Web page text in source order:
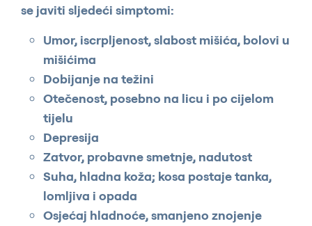
se javiti sljedeći simptomi:
Umor, iscrpljenost, slabost mišića, bolovi u
mišićima
Dobijanje na težini
Otečenost, posebno na licu i po cijelom
tijelu
Depresija
Zatvor, probavne smetnje, nadutost
Suha, hladna koža; kosa postaje tanka,
lomljiva i opada
Osjećaj hladnoće, smanjeno znojenje